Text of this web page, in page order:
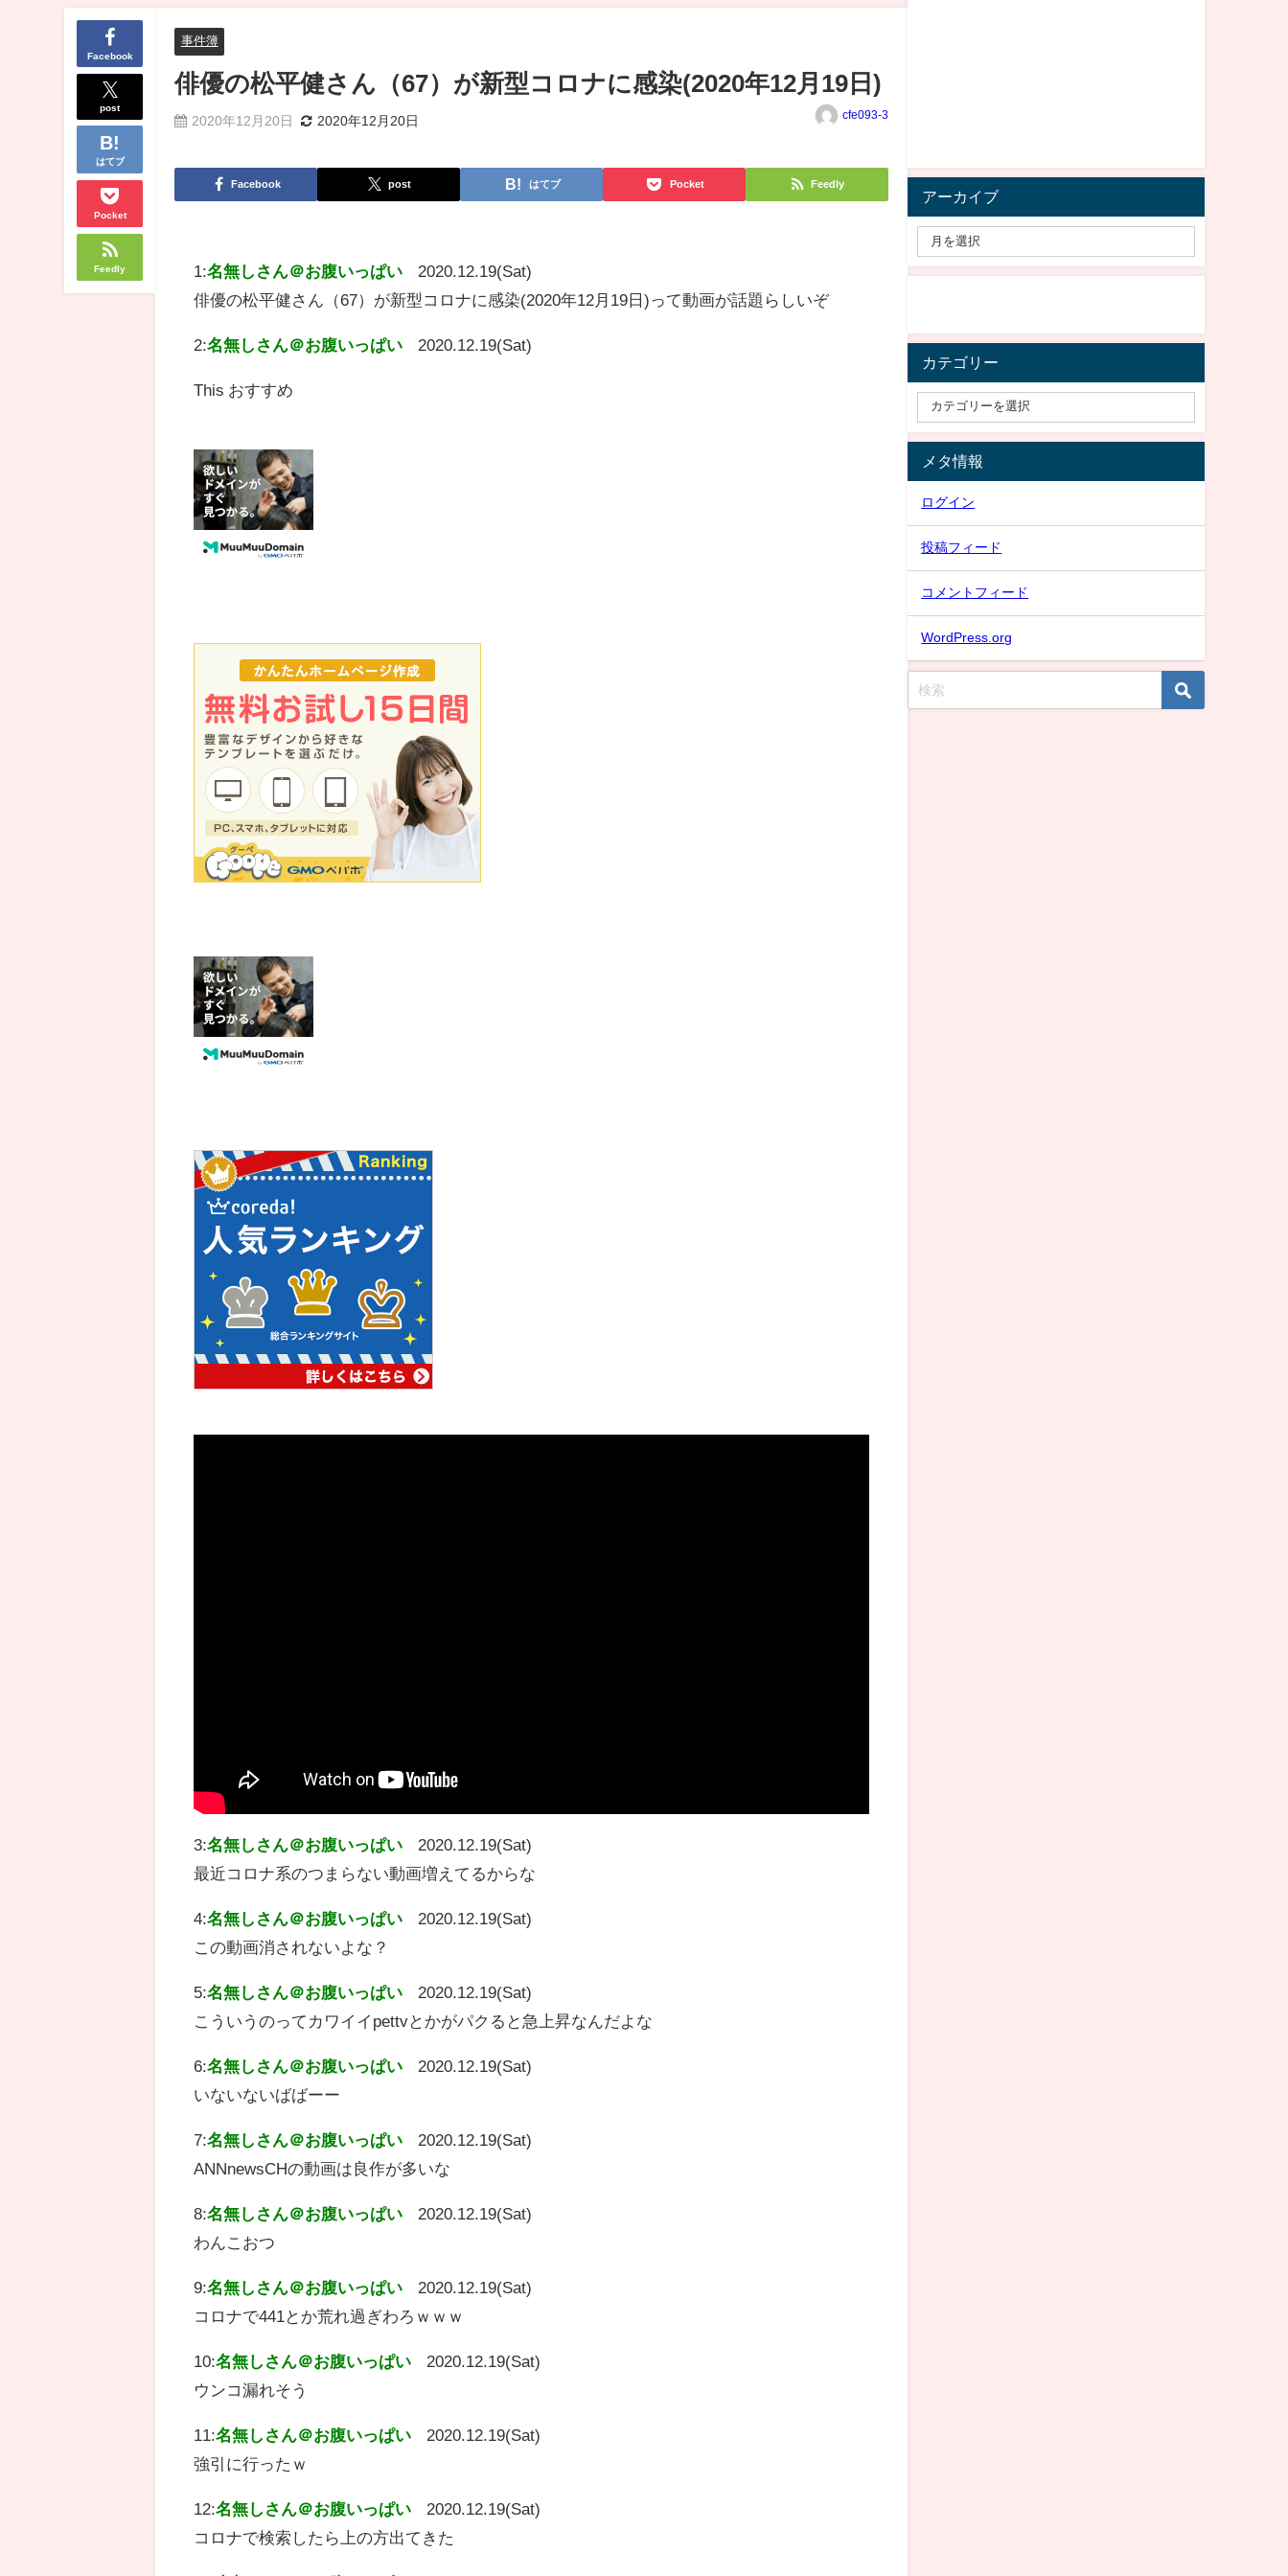
Facebook
post
はてブ
Pocket
Feedly
事件簿
俳優の松平健さん（67）が新型コロナに感染(2020年12月19日)
2020年12月20日 2020年12月20日 cfe093-3
Facebook post はてブ Pocket Feedly
1:名無しさん＠お腹いっぱい
2020.12.19(Sat)
俳優の松平健さん（67）が新型コロナに感染(2020年12月19日)って動画が話題らしいぞ
2:名無しさん＠お腹いっぱい 2020.12.19(Sat)
This おすすめ
3:名無しさん＠お腹いっぱい
2020.12.19(Sat)
最近コロナ系のつまらない動画増えてるからな
4:名無しさん＠お腹いっぱい
2020.12.19(Sat)
この動画消されないよな？
5:名無しさん＠お腹いっぱい
2020.12.19(Sat)
こういうのってカワイイpettvとかがパクると急上昇なんだよな
6:名無しさん＠お腹いっぱい
2020.12.19(Sat)
いないないばばーー
7:名無しさん＠お腹いっぱい
2020.12.19(Sat)
ANNnewsCHの動画は良作が多いな
8:名無しさん＠お腹いっぱい
2020.12.19(Sat)
わんこおつ
9:名無しさん＠お腹いっぱい
2020.12.19(Sat)
コロナで441とか荒れ過ぎわろｗｗｗ
10:名無しさん＠お腹いっぱい
2020.12.19(Sat)
ウンコ漏れそう
11:名無しさん＠お腹いっぱい
2020.12.19(Sat)
強引に行ったｗ
12:名無しさん＠お腹いっぱい
2020.12.19(Sat)
コロナで検索したら上の方出てきた
アーカイブ
カテゴリー
メタ情報
ログイン
投稿フィード
コメントフィード
WordPress.org